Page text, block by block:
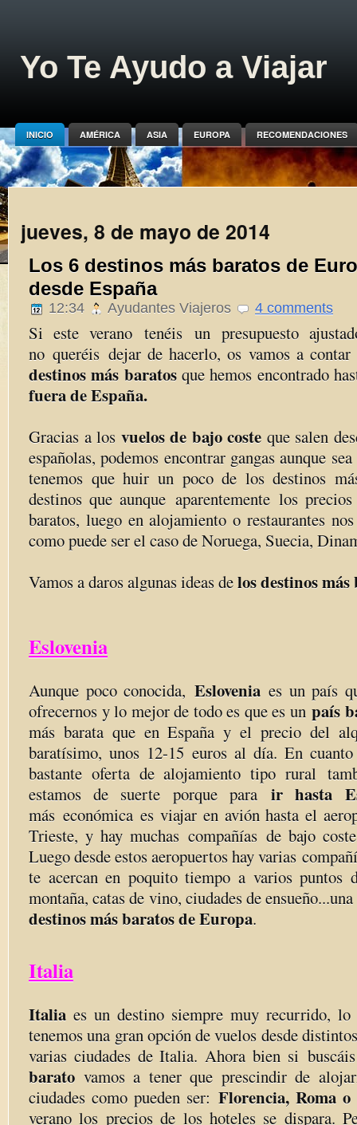
Yo Te Ayudo a Viajar
INICIO AMÉRICA ASIA EUROPA RECOMENDACIONES
jueves, 8 de mayo de 2014
Los 6 destinos más baratos de
desde España
12:34 Ayudantes Viajeros 4 comments
Si este veranotenéis un presupuesto
noqueréis dejar de hacerlo, os vamos a
destinos más baratosque hemos encontrado
fuera de España.
Gracias a los vuelos de bajo coste que salen
españolas, podemos encontrar gangas aunque
tenemos que huir un poco de los destinos
destinos que aunque aparentemente los
baratos, luego en alojamiento o restaurantes
como puede ser el caso de Noruega, Suecia,
Vamos a daros algunas ideas delos destinos más
Eslovenia
Aunque poco conocida, Eslovenia es un país
ofrecernos y lo mejor de todo es que es unpaís
más barata que en España y el precio del
baratísimo, unos 12-15 euros al día. En
bastante oferta de alojamiento tipo rural
estamos de suerte porque parair hasta
más económica es viajar en avión hasta el
Trieste, y hay muchas compañías de bajo
Luego desde estos aeropuertos hay varias
te acercan en poquito tiempo a varios puntos
montaña, catas de vino, ciudades de
destinos más baratos de Europa.
Italia
Italia es un destino siempre muy recurrido, lo
tenemos una gran opción de vuelos desde
varias ciudades de Italia. Ahora bien si
barato vamos a tener que prescindir de
ciudades como pueden ser: Florencia, Roma o
verano los precios de los hoteles se dispara.